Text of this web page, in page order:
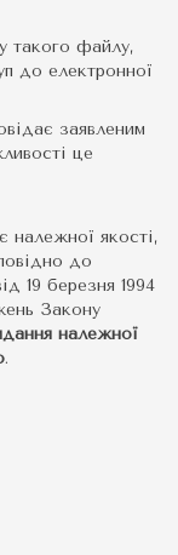
такого файлу,
до електронної
заявленим
це
належної якості,
до
19 березня 1994
Закону
належної
.